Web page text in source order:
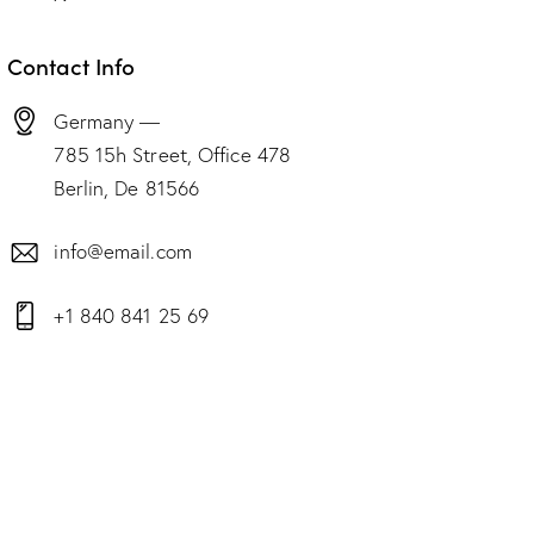
Contact Info
Germany —
785 15h Street, Office 478
Berlin, De 81566
info@email.com
+1 840 841 25 69